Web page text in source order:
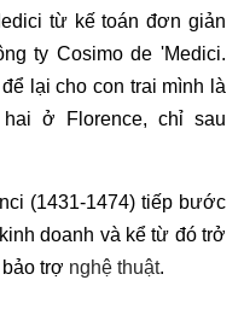
từ kế toán đơn giản
ty Cosimo de 'Medici.
để lại cho con trai mình là
ở Florence, chỉ sau
(1431-1474) tiếp bước
doanh và kể từ đó trở
trợ nghệ thuật.